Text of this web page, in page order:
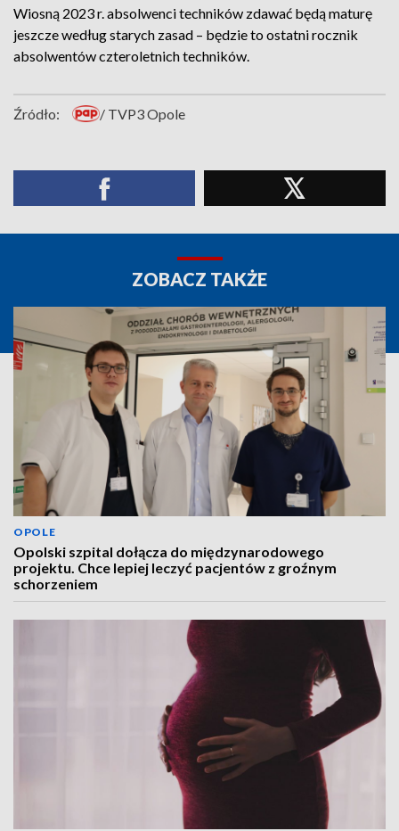
Wiosną 2023 r. absolwenci techników zdawać będą maturę
jeszcze według starych zasad – będzie to ostatni rocznik
absolwentów czteroletnich techników.
Źródło: / TVP3 Opole
ZOBACZ TAKŻE
OPOLE
Opolski szpital dołącza do międzynarodowego
projektu. Chce lepiej leczyć pacjentów z groźnym
schorzeniem